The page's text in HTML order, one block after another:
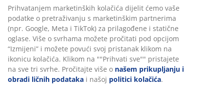
Prihvatanjem marketinških kolačića dijelit ćemo vaše
podatke o pretraživanju s marketinškim partnerima
(npr. Google, Meta i TikTok) za prilagođene i statične
oglase. Više o svrhama možete pročitati pod opcijom
“Izmijeni” i možete povući svoj pristanak klikom na
ikonicu kolačića. Klikom na ""Prihvati sve"" pristajete
na sve tri svrhe. Pročitajte više o našem prikupljanju i
obradi ličnih podataka i našoj politici kolačića.